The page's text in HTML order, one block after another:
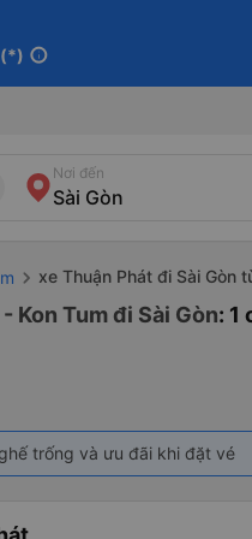
info
Nơi đến
xe Thuận Phát đi Sài Gòn
Kon Tum đi Sài Gòn: 1
trống và ưu đãi khi đặt vé